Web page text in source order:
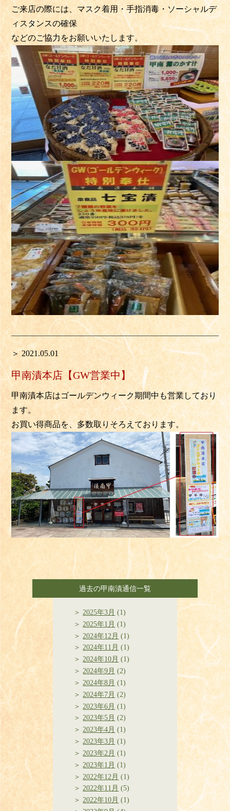
ご来店の際には、マスク着用・手指消毒・ソーシャルデ
ィスタンスの確保
などのご協力をお願いいたします。
＞ 2021.05.01
甲南漬本店【GW営業中】
甲南漬本店はゴールデンウィーク期間中も営業しており
ます。
お買い得商品を、多数取りそろえております。
過去の甲南漬通信一覧
2025年3月 (1)
2025年1月 (1)
2024年12月 (1)
2024年11月 (1)
2024年10月 (1)
2024年9月 (2)
2024年8月 (1)
2024年7月 (2)
2023年6月 (1)
2023年5月 (2)
2023年4月 (1)
2023年3月 (1)
2023年2月 (1)
2023年1月 (1)
2022年12月 (1)
2022年11月 (5)
2022年10月 (1)